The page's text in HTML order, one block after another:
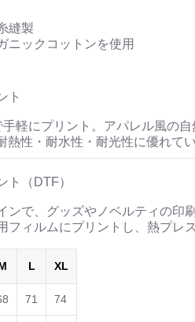
縫製
ニックコットンを使用
ト
軽にプリント。アパレル風の
熱性・耐水性・耐光性に優れて
ト（DTF）
ンで、グッズやノベルティの印
フィルムにプリントし、熱プレ
L XL
71 74